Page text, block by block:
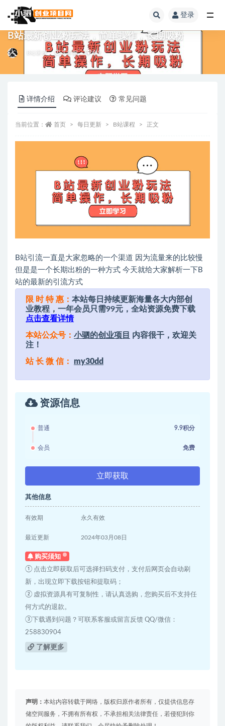
登录
B站最新创业粉玩法，简单操作，长期吸粉
B站课程 3 年前 9.9
详情介绍 评论建议 常见问题
当前位置： 首页 每日更新 B站课程 正文
B站引流一直是大家忽略的一个渠道 因为流量来的比较慢
但是是一个长期出粉的一种方式 今天就给大家解析一下B
站的最新的引流方式
限 时 特 惠： 本站每日持续更新海量各大内部创
业教程，一年会员只需99元，全站资源免费下载
点击查看详情
本站公众号： 小驷的创业项目 内容很干，欢迎关
注！
站 长 微 信： my30dd
资源信息
普通 9.9积分
会员 免费
立即获取
其他信息
有效期 永久有效
最近更新 2024年03月08日
购买须知
① 点击立即获取后可选择扫码支付，支付后网页会自动刷
新，出现立即下载按钮和提取码；
② 虚拟资源具有可复制性，请认真选购，您购买后不支持任
何方式的退款。
③下载遇到问题？可联系客服或留言反馈 QQ/微信：
258830904
了解更多
声明： 本站内容转载于网络，版权归原作者所有，仅提供信息存
储空间服务，不拥有所有权，不承担相关法律责任，若侵犯到你